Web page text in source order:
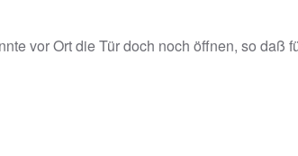
vor Ort die Tür doch noch öffnen, so